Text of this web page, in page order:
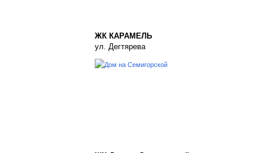
ЖК КАРАМЕЛЬ
ул. Дегтярева